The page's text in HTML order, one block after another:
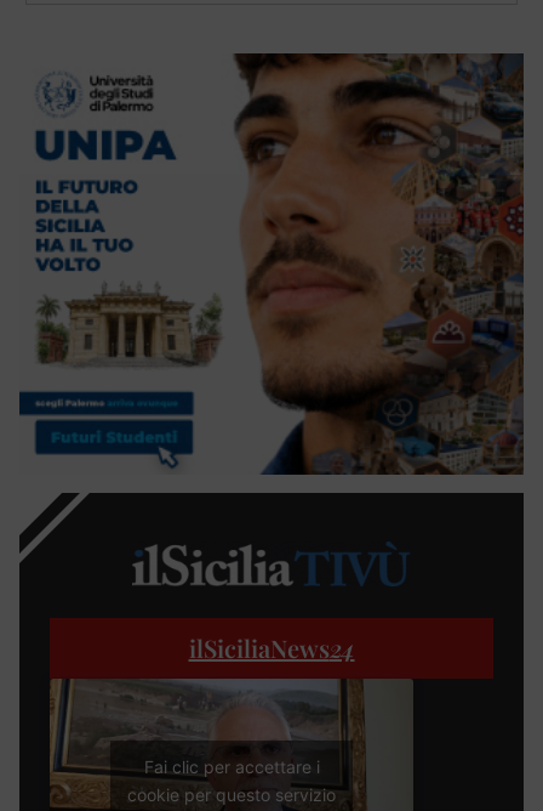
ilSiciliaNews24
Fai clic per accettare i
cookie per questo servizio